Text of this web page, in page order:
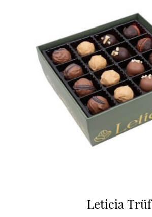
Leticia Trüf